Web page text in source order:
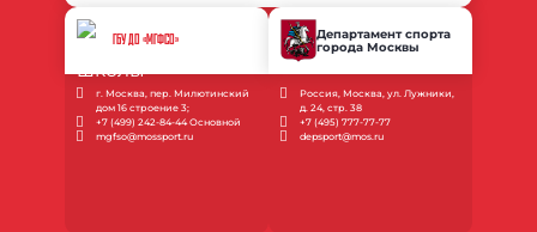
ГБУ ДО «МГФСО»
г. Москва, пер. Милютинский
дом 16 строение 3;
+7 (499) 242-84-44 Основной
mgfso@mossport.ru
Департамент спорта
города Москвы
Россия, Москва, ул. Лужники,
д. 24, стр. 38
+7 (495) 777-77-77
depsport@mos.ru